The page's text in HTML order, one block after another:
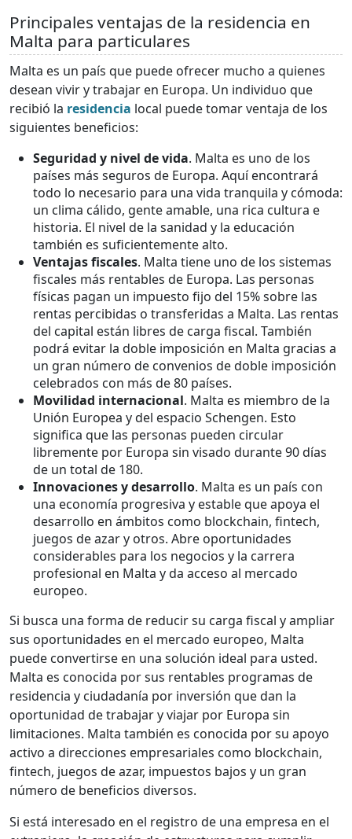
Principales ventajas de la residencia en
Malta para particulares
Malta es un país que puede ofrecer mucho a quienes
desean vivir y trabajar en Europa. Un individuo que
recibió la residencia local puede tomar ventaja de los
siguientes beneficios:
Seguridad y nivel de vida. Malta es uno de los
países más seguros de Europa. Aquí encontrará
todo lo necesario para una vida tranquila y cómoda:
un clima cálido, gente amable, una rica cultura e
historia. El nivel de la sanidad y la educación
también es suficientemente alto.
Ventajas fiscales. Malta tiene uno de los sistemas
fiscales más rentables de Europa. Las personas
físicas pagan un impuesto fijo del 15% sobre las
rentas percibidas o transferidas a Malta. Las rentas
del capital están libres de carga fiscal. También
podrá evitar la doble imposición en Malta gracias a
un gran número de convenios de doble imposición
celebrados con más de 80 países.
Movilidad internacional. Malta es miembro de la
Unión Europea y del espacio Schengen. Esto
significa que las personas pueden circular
libremente por Europa sin visado durante 90 días
de un total de 180.
Innovaciones y desarrollo. Malta es un país con
una economía progresiva y estable que apoya el
desarrollo en ámbitos como blockchain, fintech,
juegos de azar y otros. Abre oportunidades
considerables para los negocios y la carrera
profesional en Malta y da acceso al mercado
europeo.
Si busca una forma de reducir su carga fiscal y ampliar
sus oportunidades en el mercado europeo, Malta
puede convertirse en una solución ideal para usted.
Malta es conocida por sus rentables programas de
residencia y ciudadanía por inversión que dan la
oportunidad de trabajar y viajar por Europa sin
limitaciones. Malta también es conocida por su apoyo
activo a direcciones empresariales como blockchain,
fintech, juegos de azar, impuestos bajos y un gran
número de beneficios diversos.
Si está interesado en el registro de una empresa en el